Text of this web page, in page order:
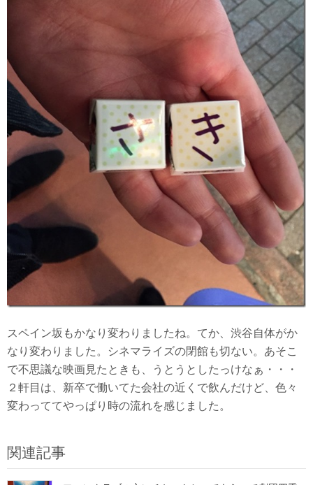
スペイン坂もかなり変わりましたね。てか、渋谷自体がか
なり変わりました。シネマライズの閉館も切ない。あそこ
で不思議な映画見たときも、うとうとしたっけなぁ・・・
２軒目は、新卒で働いてた会社の近くで飲んだけど、色々
変わっててやっぱり時の流れを感じました。
関連記事